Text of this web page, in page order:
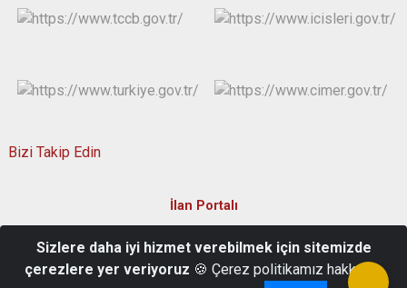
Bizi Takip Edin
İlan Portalı
Cebrail Mah. 10 Aralık Cad. No : 24/1 Kastamonu/Türkiye
+90 (366) 214 11 22 (Santral)
Sizlere daha iyi hizmet verebilmek için sitemizde
çerezlere yer veriyoruz 🍪 Çerez politikamız hakkında